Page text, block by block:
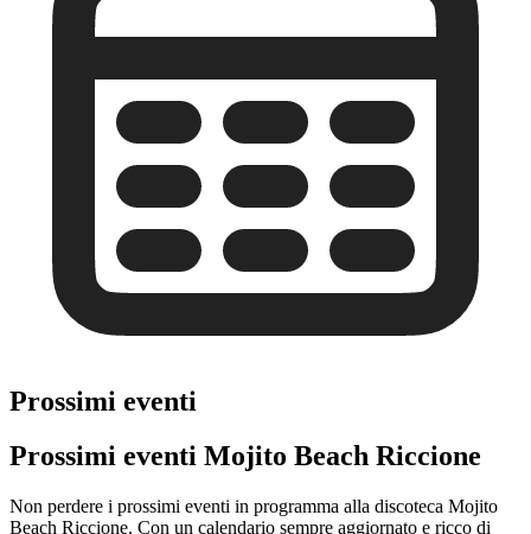
Prossimi eventi
Prossimi eventi Mojito Beach Riccione
Non perdere i prossimi eventi in programma alla discoteca Mojito
Beach Riccione. Con un calendario sempre aggiornato e ricco di